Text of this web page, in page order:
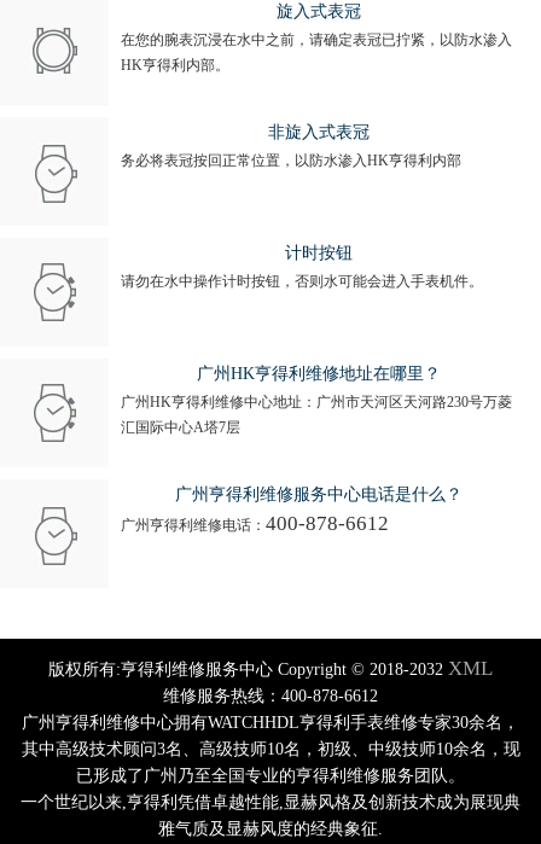
旋入式表冠
在您的腕表沉浸在水中之前，请确定表冠已拧紧，以防水渗入
HK亨得利内部。
非旋入式表冠
务必将表冠按回正常位置，以防水渗入HK亨得利内部
计时按钮
请勿在水中操作计时按钮，否则水可能会进入手表机件。
广州HK亨得利维修地址在哪里？
广州HK亨得利维修中心地址：广州市天河区天河路230号万菱
汇国际中心A塔7层
广州亨得利维修服务中心电话是什么？
广州亨得利维修电话： 400-878-6612
版权所有:亨得利维修服务中心 Copyright © 2018-2032 XML
维修服务热线：400-878-6612
广州亨得利维修中心拥有WATCHHDL亨得利手表维修专家30余名，
其中高级技术顾问3名、高级技师10名，初级、中级技师10余名，现
已形成了广州乃至全国专业的亨得利维修服务团队。
一个世纪以来,亨得利凭借卓越性能,显赫风格及创新技术成为展现典
雅气质及显赫风度的经典象征.